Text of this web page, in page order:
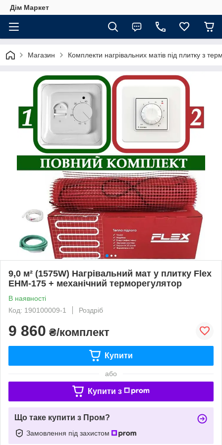
Дім Маркет
Магазин Комплекти нагрівальних матів під плитку з
9,0 м² (1575W) Нагрівальний мат у плитку Flex
EHM-175 + механічний терморегулятор
В наявності
Код: 190100009-1
Роздріб
9 860 ₴/комплект
Купити
або
Купити з
Що таке купити з Пром?
Замовлення під захистом